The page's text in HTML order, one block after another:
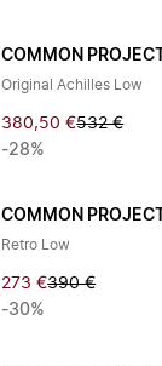
COMMON
Original Achilles Low
380,50 €532 €
-28%
COMMON
Retro Low
273 €390 €
-30%